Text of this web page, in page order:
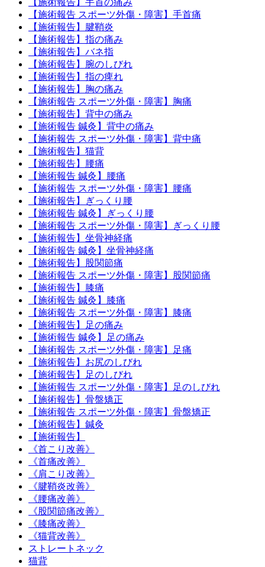
【施術報告】手首の痛み
【施術報告 スポーツ外傷・障害】手首痛
【施術報告】腱鞘炎
【施術報告】指の痛み
【施術報告】バネ指
【施術報告】腕のしびれ
【施術報告】指の痺れ
【施術報告】胸の痛み
【施術報告 スポーツ外傷・障害】胸痛
【施術報告】背中の痛み
【施術報告 鍼灸】背中の痛み
【施術報告 スポーツ外傷・障害】背中痛
【施術報告】猫背
【施術報告】腰痛
【施術報告 鍼灸】腰痛
【施術報告 スポーツ外傷・障害】腰痛
【施術報告】ぎっくり腰
【施術報告 鍼灸】ぎっくり腰
【施術報告 スポーツ外傷・障害】ぎっくり腰
【施術報告】坐骨神経痛
【施術報告 鍼灸】坐骨神経痛
【施術報告】股関節痛
【施術報告 スポーツ外傷・障害】股関節痛
【施術報告】膝痛
【施術報告 鍼灸】膝痛
【施術報告 スポーツ外傷・障害】膝痛
【施術報告】足の痛み
【施術報告 鍼灸】足の痛み
【施術報告 スポーツ外傷・障害】足痛
【施術報告】お尻のしびれ
【施術報告】足のしびれ
【施術報告 スポーツ外傷・障害】足のしびれ
【施術報告】骨盤矯正
【施術報告 スポーツ外傷・障害】骨盤矯正
【施術報告】鍼灸
【施術報告】
《首こり改善》
《首痛改善》
《肩こり改善》
《腱鞘炎改善》
《腰痛改善》
《股関節痛改善》
《膝痛改善》
《猫背改善》
ストレートネック
猫背